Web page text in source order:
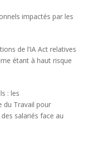
impactés par les
de l’IA Act relatives
étant à haut risque
: les
du Travail pour
salariés face au